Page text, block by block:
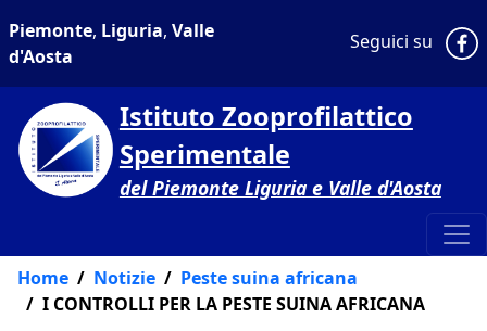
Piemonte, Liguria, Valle
d'Aosta
Seguici su
Istituto Zooprofilattico
Sperimentale
del Piemonte Liguria e Valle d'Aosta
Home Notizie
Peste suina africana
I CONTROLLI PER LA PESTE SUINA AFRICANA